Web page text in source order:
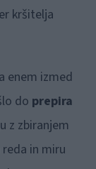
kršitelja
enem izmed
do prepira
z zbiranjem
in miru